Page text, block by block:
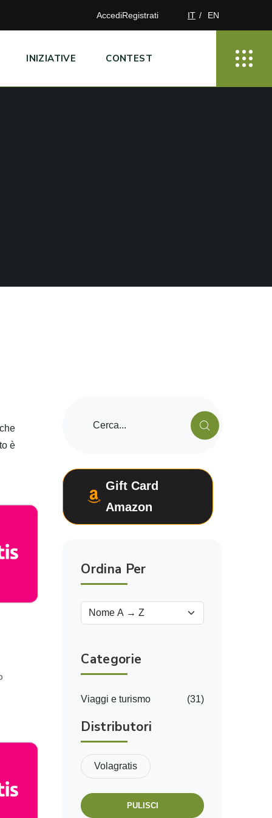
AccediRegistrati IT EN
INIZIATIVE CONTEST
è
Gift Card
Amazon
Ordina Per
Categorie
Viaggi e turismo (31)
Distributori
Volagratis
PULISCI